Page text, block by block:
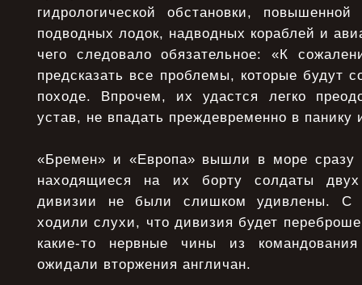
гидрологической обстановки,
подводных лодок, надводных кораблей и
чего следовало обязательное: «К
предсказать все проблемы, которые будут
походе. Впрочем, их удастся легко
устав, не впадать преждевременно в панику
«Бремен» и «Европа» вышли в море сразу
находящиеся на их борту солдаты двух
дивизии не были слишком удивлены. С
ходили слухи, что дивизия будет
какие-то нервные чины из
ожидали вторжения англичан.